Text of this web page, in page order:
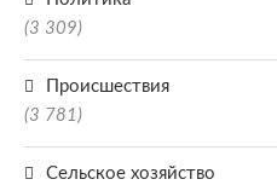
(3 309)
Происшествия
(3 781)
Сельское хозяйство